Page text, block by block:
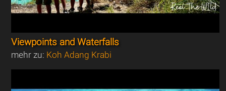
Viewpoints and Waterfalls
mehr zu: Koh Adang Krabi